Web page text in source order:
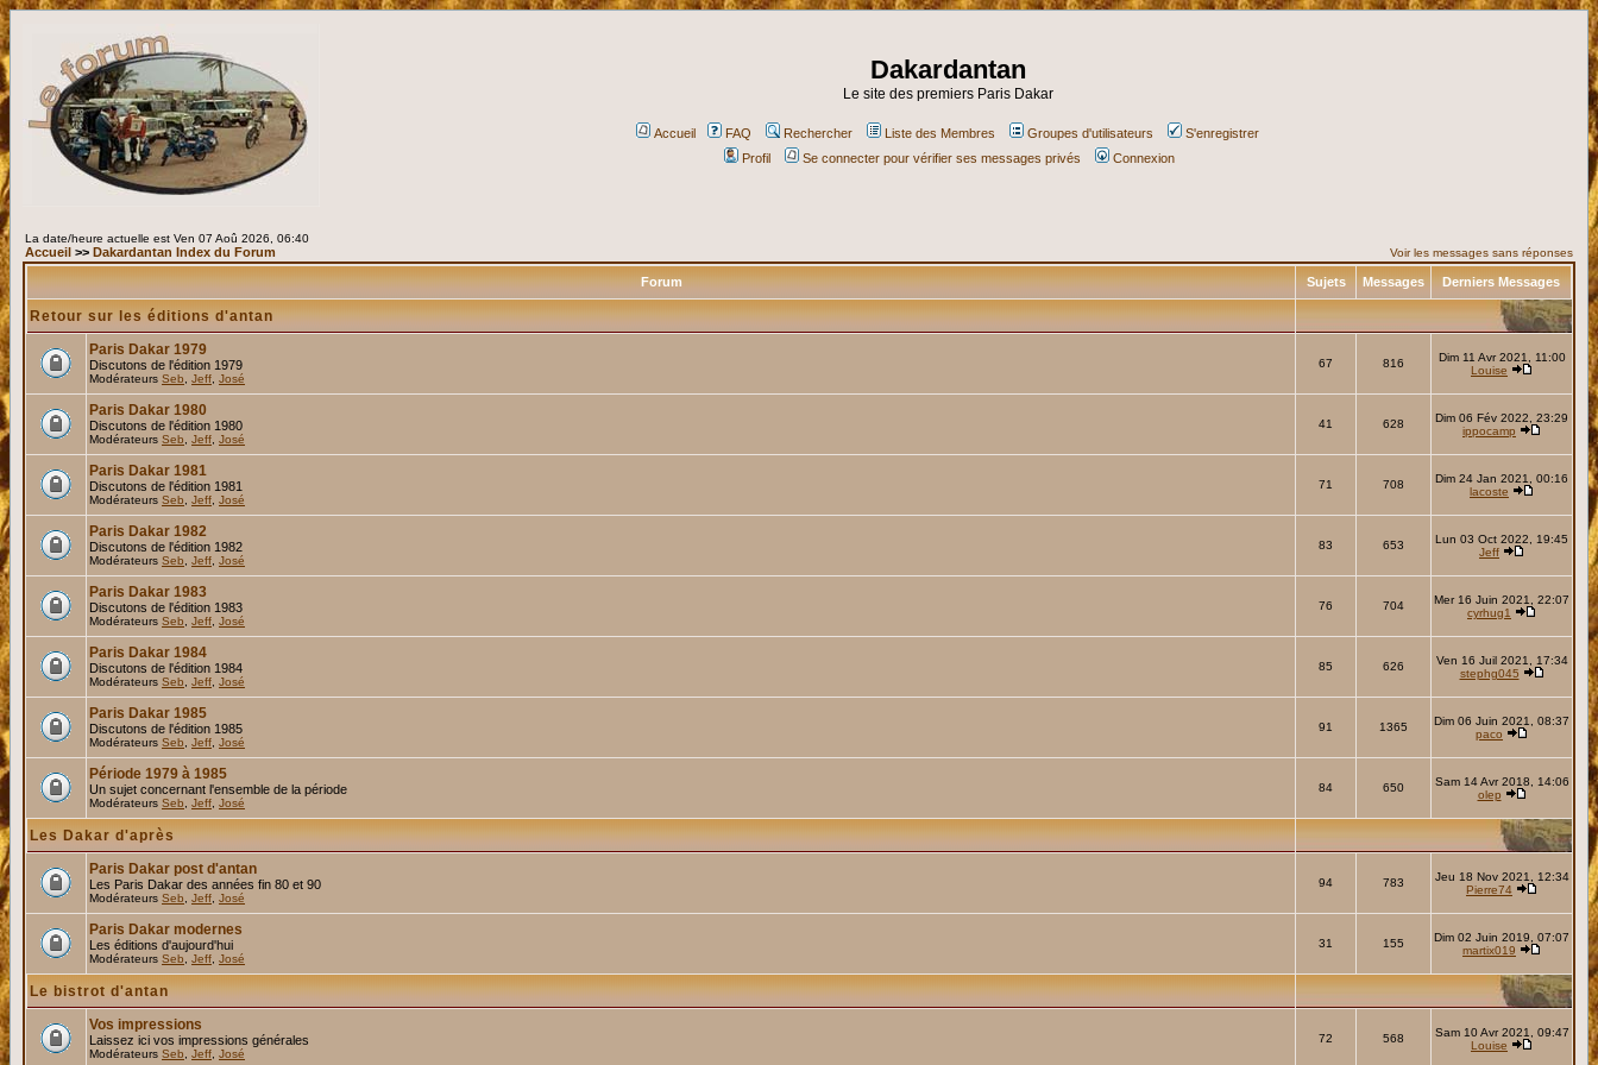
Dakardantan
Le site des premiers Paris Dakar
Accueil FAQ Rechercher Liste des Membres Groupes d'utilisateurs
S'enregistrer
Profil
Se connecter pour vérifier ses messages privés Connexion
La date/heure actuelle est Ven 07 Aoû 2026, 06:40
Accueil >> Dakardantan Index du Forum Voir les messages sans réponses
Forum Sujets Messages Derniers Messages
Retour sur les éditions d'antan
Paris Dakar 1979
Discutons de l'édition 1979
Modérateurs Seb Jeff José
67 816
Dim 11 Avr 2021, 11:00
Louise
Paris Dakar 1980
Discutons de l'édition 1980
Modérateurs Seb Jeff José
41 628
Dim 06 Fév 2022, 23:29
ippocamp
Paris Dakar 1981
Discutons de l'édition 1981
Modérateurs Seb Jeff José
71 708
Dim 24 Jan 2021, 00:16
lacoste
Paris Dakar 1982
Discutons de l'édition 1982
Modérateurs Seb Jeff José
83 653
Lun 03 Oct 2022, 19:45
Jeff
Paris Dakar 1983
Discutons de l'édition 1983
Modérateurs Seb Jeff José
76 704
Mer 16 Juin 2021, 22:07
cyrhug1
Paris Dakar 1984
Discutons de l'édition 1984
Modérateurs Seb Jeff José
85 626
Ven 16 Juil 2021, 17:34
stephg045
Paris Dakar 1985
Discutons de l'édition 1985
Modérateurs Seb Jeff José
91 1365
Dim 06 Juin 2021, 08:37
paco
Période 1979 à 1985
Un sujet concernant l'ensemble de la période
Modérateurs Seb Jeff José
84 650
Sam 14 Avr 2018, 14:06
olep
Les Dakar d'après
Paris Dakar post d'antan
Les Paris Dakar des années fin 80 et 90
Modérateurs Seb Jeff José
94 783
Jeu 18 Nov 2021, 12:34
Pierre74
Paris Dakar modernes
Les éditions d'aujourd'hui
Modérateurs Seb Jeff José
31 155
Dim 02 Juin 2019, 07:07
martix019
Le bistrot d'antan
Vos impressions
Laissez ici vos impressions générales
Modérateurs Seb Jeff José
72 568
Sam 10 Avr 2021, 09:47
Louise